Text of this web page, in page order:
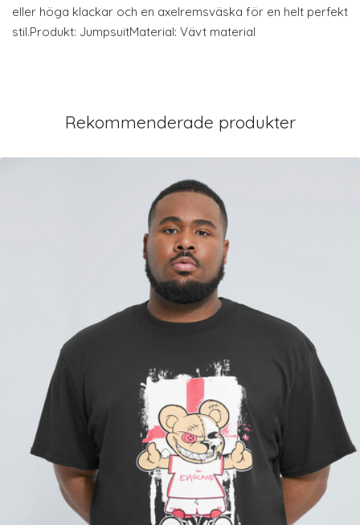
eller höga klackar och en axelremsväska för en helt perfekt
stil.Produkt: JumpsuitMaterial: Vävt material
Rekommenderade produkter